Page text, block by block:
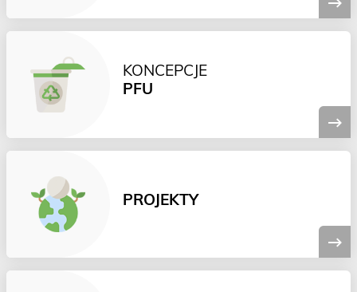
KONCEPCJE
PFU
PROJEKTY